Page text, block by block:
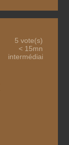
5 vote(s)
< 15mn
intermédiaire